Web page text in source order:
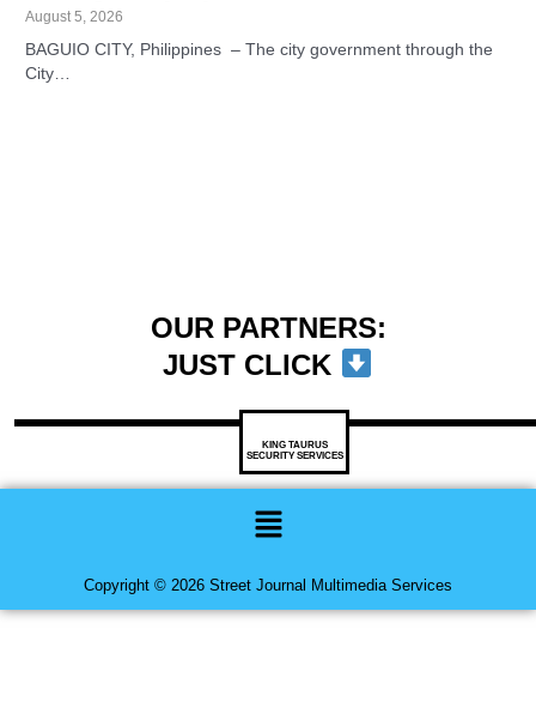
August 5, 2026
BAGUIO CITY, Philippines – The city government through the
City…
OUR PARTNERS:
JUST CLICK
KING TAURUS
SECURITY SERVICES
Menu
Copyright © 2026 Street Journal Multimedia Services